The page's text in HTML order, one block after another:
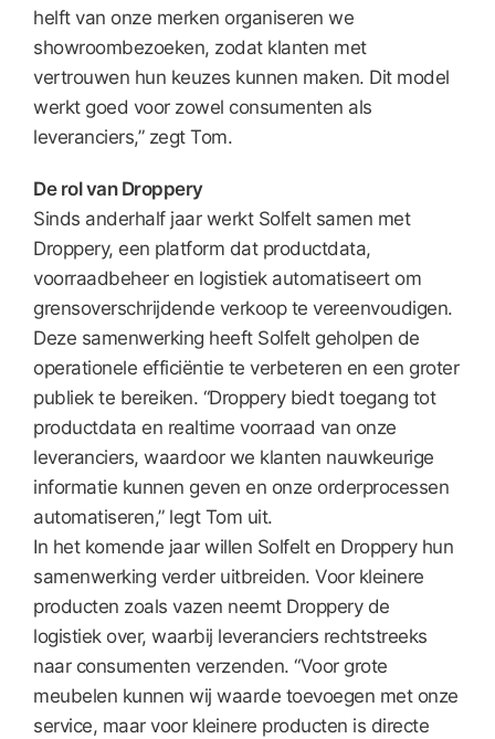
helft van onze merken organiseren we
showroombezoeken, zodat klanten met
vertrouwen hun keuzes kunnen maken. Dit model
werkt goed voor zowel consumenten als
leveranciers,” zegt Tom.
De rol van Droppery
Sinds anderhalf jaar werkt Solfelt samen met
Droppery, een platform dat productdata,
voorraadbeheer en logistiek automatiseert om
grensoverschrijdende verkoop te vereenvoudigen.
Deze samenwerking heeft Solfelt geholpen de
operationele efficiëntie te verbeteren en een groter
publiek te bereiken. “Droppery biedt toegang tot
productdata en realtime voorraad van onze
leveranciers, waardoor we klanten nauwkeurige
informatie kunnen geven en onze orderprocessen
automatiseren,” legt Tom uit.
In het komende jaar willen Solfelt en Droppery hun
samenwerking verder uitbreiden. Voor kleinere
producten zoals vazen neemt Droppery de
logistiek over, waarbij leveranciers rechtstreeks
naar consumenten verzenden. “Voor grote
meubelen kunnen wij waarde toevoegen met onze
service, maar voor kleinere producten is directe